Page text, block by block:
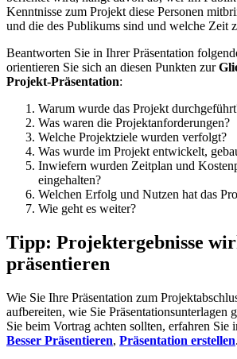
Kenntnisse zum Projekt diese Personen
und die des Publikums sind und welche Zeit
Beantworten Sie in Ihrer Präsentation
orientieren Sie sich an diesen Punkten zur
Projekt-Präsentation:
Warum wurde das Projekt
Was waren die Projektanforderungen?
Welche Projektziele wurden verfolgt?
Was wurde im Projekt entwickelt,
Inwiefern wurden Zeitplan und
eingehalten?
Welchen Erfolg und Nutzen hat das
Wie geht es weiter?
Tipp: Projektergebnisse
präsentieren
Wie Sie Ihre Präsentation zum
aufbereiten, wie Sie Präsentationsunterlagen
Sie beim Vortrag achten sollten, erfahren Sie
Besser Präsentieren, Präsentation erstellen.